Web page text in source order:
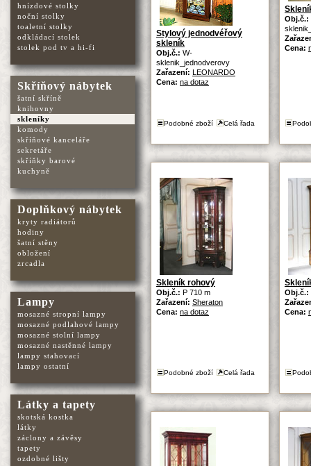
Stylový jednodvéřový
skleník
Obj.č.: W-
sklenik_jednodverovy
Zařazení: LEONARDO
Cena: na dotaz
Podobné zboží Celá řada
Obj.č.:
Cena:
Skleník rohový
Obj.č.: P 710 m
Zařazení: Sheraton
Cena: na dotaz
Podobné zboží Celá řada
Obj.č.:
Cena:
hnízdové stolky
noční stolky
toaletní stolky
odkládací stolek
stolek pod tv a hi-fi
Skříňový nábytek
šatní skříně
knihovny
skleníky
komody
skříňové kanceláře
sekretáře
skříňky barové
kuchyně
Doplňkový nábytek
kryty radiátorů
hodiny
šatní stěny
obložení
zrcadla
Lampy
mosazné stropní lampy
mosazné podlahové lampy
mosazné stolní lampy
mosazné nastěnné lampy
lampy stahovací
lampy ostatní
Látky a tapety
skotská kostka
látky
záclony a závěsy
tapety
ozdobné lišty